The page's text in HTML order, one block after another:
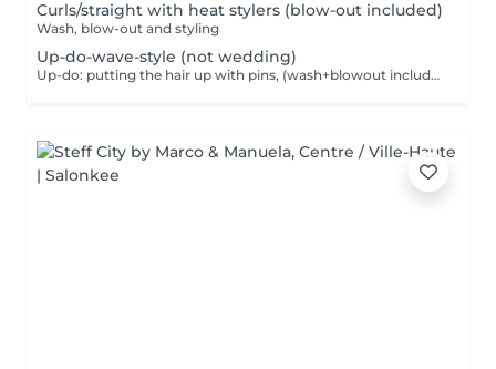
Curls/straight with heat stylers (blow-out included)
Wash, blow-out and styling
Up-do-wave-style (not wedding)
Up-do: putting the hair up with pins, (wash+blowout included)